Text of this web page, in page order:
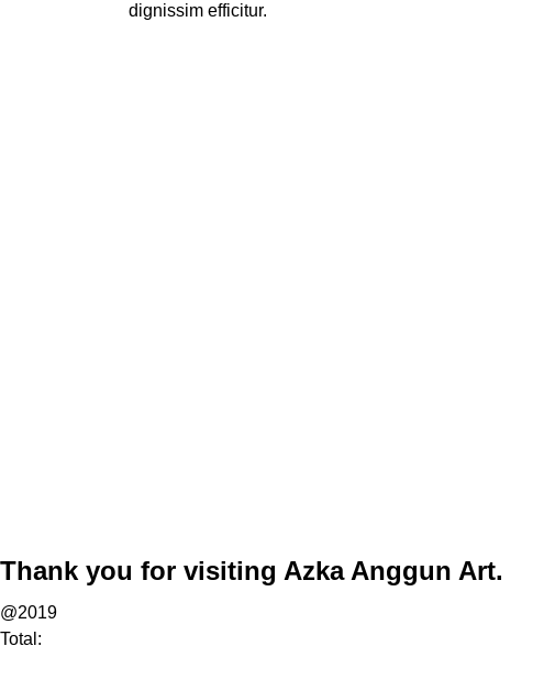
dignissim efficitur.
Thank you for visiting Azka Anggun Art.
@2019
Total: